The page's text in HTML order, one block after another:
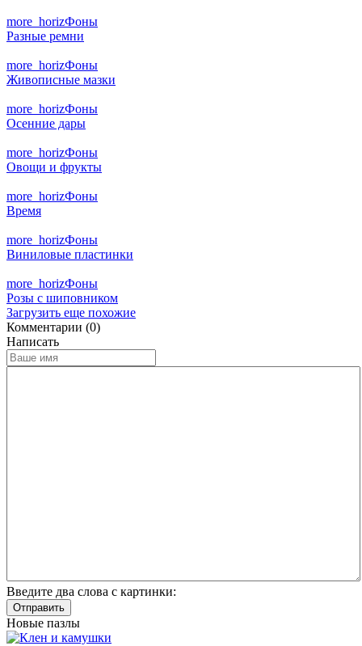
more_horizФоны
Разные ремни
more_horizФоны
Живописные мазки
more_horizФоны
Осенние дары
more_horizФоны
Овощи и фрукты
more_horizФоны
Время
more_horizФоны
Виниловые пластинки
more_horizФоны
Розы с шиповником
Загрузить еще похожие
Комментарии (0)
Написать
Введите два слова с картинки:
Отправить
Новые пазлы